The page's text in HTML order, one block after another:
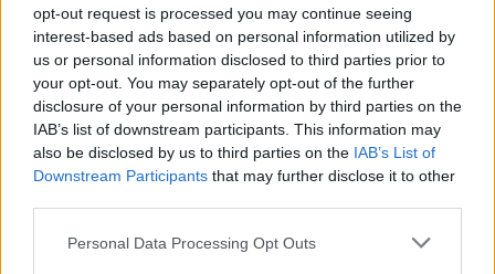
opt-out request is processed you may continue seeing
interest-based ads based on personal information utilized by
us or personal information disclosed to third parties prior to
your opt-out. You may separately opt-out of the further
disclosure of your personal information by third parties on the
IAB’s list of downstream participants. This information may
also be disclosed by us to third parties on the IAB’s List of
Downstream Participants that may further disclose it to other
Please note that this website/app uses one or more Google
Personal Data Processing Opt Outs
Hirdetés